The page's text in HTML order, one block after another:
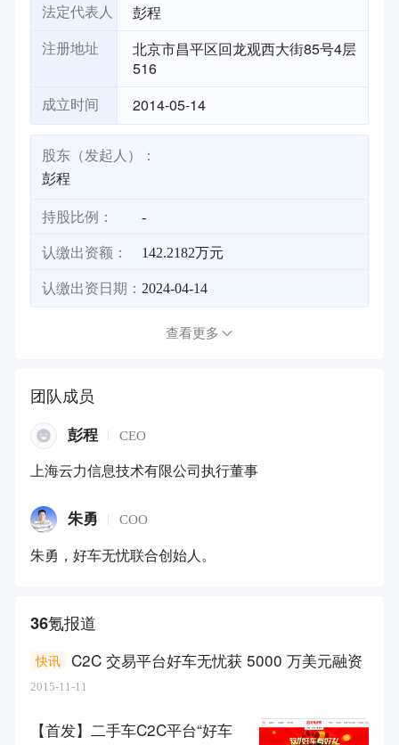
法定代表人 彭程
注册地址
北京市昌平区回龙观西大街85号4层
516
成立时间 2014-05-14
股东（发起人）：
彭程
持股比例： -
认缴出资额： 142.2182万元
认缴出资日期： 2024-04-14
查看更多
团队成员
彭程 CEO
上海云力信息技术有限公司执行董事
朱勇 COO
朱勇，好车无忧联合创始人。
36氪报道
C2C 交易平台好车无忧获 5000 万美元融资
快讯
2015-11-11
【首发】二手车C2C平台“好车